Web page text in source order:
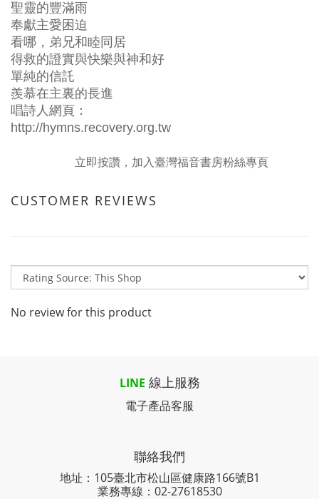
聖靈的豐滿雨
奉獻主愛困迫
看哪，弟兄和睦同居
得救的證實與快樂與神和好
單純的信託
羨慕在主裏的長進
唱詩人網頁：
http://hymns.recovery.org.tw
立即按讚，加入臺灣福音書房粉絲專頁
CUSTOMER REVIEWS
No review for this product
LINE 線上服務
電子產品客服
聯絡我們
地址：105臺北市松山區健康路166號B1
業務專線： 02-27618530